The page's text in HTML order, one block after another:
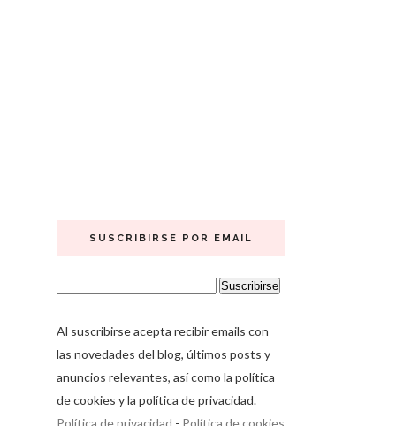
SUSCRIBIRSE POR EMAIL
Al suscribirse acepta recibir emails con
las novedades del blog, últimos posts y
anuncios relevantes, así como la política
de cookies y la política de privacidad.
Política de privacidad - Política de cookies